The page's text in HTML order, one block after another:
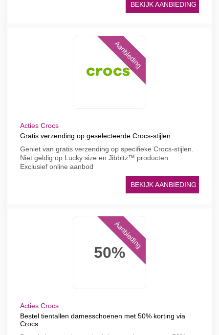
BEKIJK AANBIEDING
Aanbieding
Acties Crocs
Gratis verzending op geselecteerde Crocs-stijlen
Geniet van gratis verzending op specifieke Crocs-stijlen.
Niet geldig op Lucky size en Jibbitz™ producten.
Exclusief online aanbod
BEKIJK AANBIEDING
50%
Aanbieding
Acties Crocs
Bestel tientallen damesschoenen met 50% korting via
Crocs